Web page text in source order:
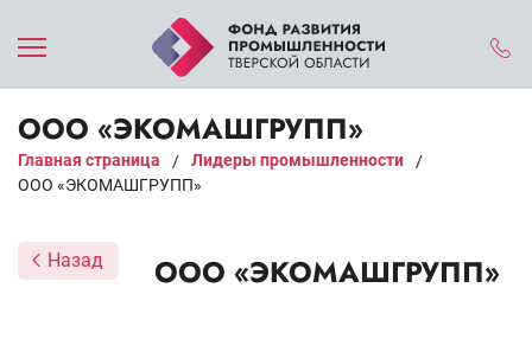
ООО «ЭКОМАШГРУПП»
Главная страница / Лидеры промышленности
/
ООО «ЭКОМАШГРУПП»
Назад ООО «ЭКОМАШГРУПП»